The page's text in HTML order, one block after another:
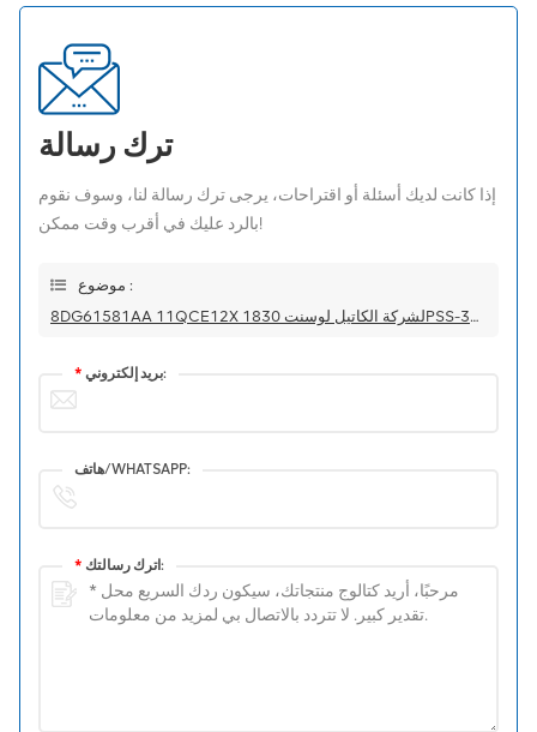
ترك رسالة
إذا كانت لديك أسئلة أو اقتراحات، يرجى ترك رسالة لنا، وسوف نقوم
بالرد عليك في أقرب وقت ممكن!
موضوع :
8DG61581AA 11QCE12X لشركة الكاتيل لوسنت 1830PSS-32/64
* بريد إلكتروني:
هاتف/WHATSAPP:
* اترك رسالتك: